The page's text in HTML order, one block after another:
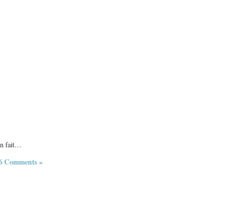
fait…
Comments »